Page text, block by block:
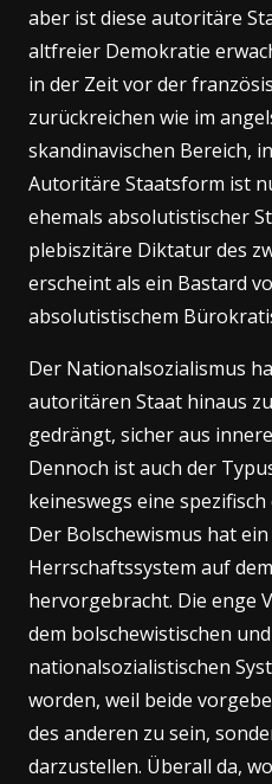
aber ist diese autoritäre
altfreier Demokratie
in der Zeit vor der
zurückreichen wie im
skandinavischen Bereich,
Autoritäre Staatsform ist
ehemals absolutistischer
plebiszitäre Diktatur des
erscheint als ein Bastard
absolutistischem
Der Nationalsozialismus
autoritären Staat hinaus
gedrängt, sicher aus
Dennoch ist auch der
keineswegs eine
Der Bolschewismus hat
Herrschaftssystem auf
hervorgebracht. Die enge
dem bolschewistischen
nationalsozialistischen
worden, weil beide
des anderen zu sein,
darzustellen. Überall da,